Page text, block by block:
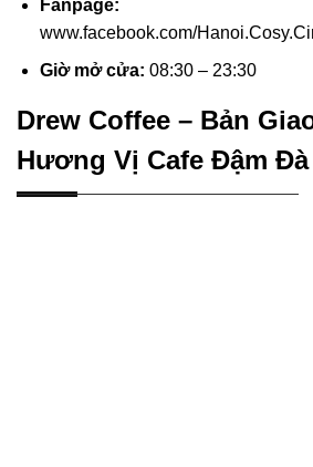
Fanpage:
www.facebook.com/
Giờ mở cửa: 08:30 – 23:30
Drew Coffee – Bản
Hương Vị Cafe Đậm Đà